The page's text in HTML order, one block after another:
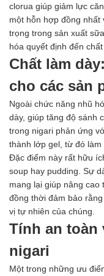
clorua giúp giảm lực
một hỗn hợp đồng
trọng trong sản xuất
hóa quyết định đến
Chất làm
cho các sản
Ngoài chức năng nhũ
dày, giúp tăng độ sánh
trong nigari phản ứng
thành lớp gel, từ đó làm
Đặc điểm này rất hữu
soup hay pudding. Sự
mang lại giúp nâng cao
đồng thời đảm bảo
vị tự nhiên của chúng.
Tính an toàn
nigari
Một trong những ưu